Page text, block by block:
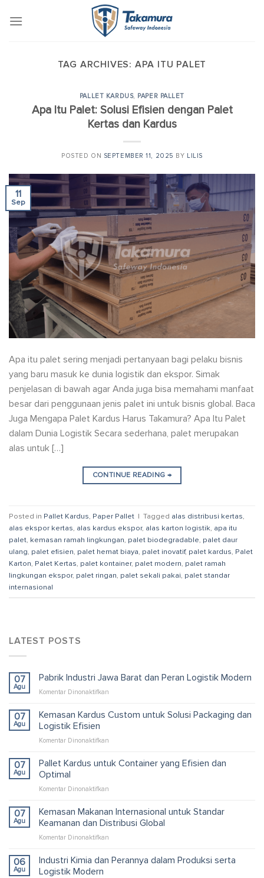
TAG ARCHIVES: APA ITU PALET
PALLET KARDUS, PAPER PALLET
Apa Itu Palet: Solusi Efisien dengan Palet
Kertas dan Kardus
POSTED ON SEPTEMBER 11, 2025 BY LILIS
11
Sep
Apa itu palet sering menjadi pertanyaan bagi pelaku bisnis
yang baru masuk ke dunia logistik dan ekspor. Simak
penjelasan di bawah agar Anda juga bisa memahami manfaat
besar dari penggunaan jenis palet ini untuk bisnis global. Baca
Juga Mengapa Palet Kardus Harus Takamura? Apa Itu Palet
dalam Dunia Logistik Secara sederhana, palet merupakan
alas untuk […]
CONTINUE READING →
Posted in Pallet Kardus, Paper Pallet | Tagged alas distribusi kertas,
alas ekspor kertas, alas kardus ekspor, alas karton logistik, apa itu
palet, kemasan ramah lingkungan, palet biodegradable, palet daur
ulang, palet efisien, palet hemat biaya, palet inovatif, palet kardus, Palet
Karton, Palet Kertas, palet kontainer, palet modern, palet ramah
lingkungan ekspor, palet ringan, palet sekali pakai, palet standar
internasional
LATEST POSTS
07
Agu
Pabrik Industri Jawa Barat dan Peran Logistik Modern
Komentar Dinonaktifkan
Industri
Logistik
07
Agu
Kemasan Kardus Custom untuk Solusi Packaging dan
Logistik Efisien
Komentar Dinonaktifkan
Kardus
dan
Logistik
07
Agu
Pallet Kardus untuk Container yang Efisien dan
Optimal
Komentar Dinonaktifkan
Kardus
untuk
Container
dan
07
Agu
Kemasan Makanan Internasional untuk Standar
Keamanan dan Distribusi Global
Komentar Dinonaktifkan
Makanan
Internasional
06
Agu
Industri Kimia dan Perannya dalam Produksi serta
Logistik Modern